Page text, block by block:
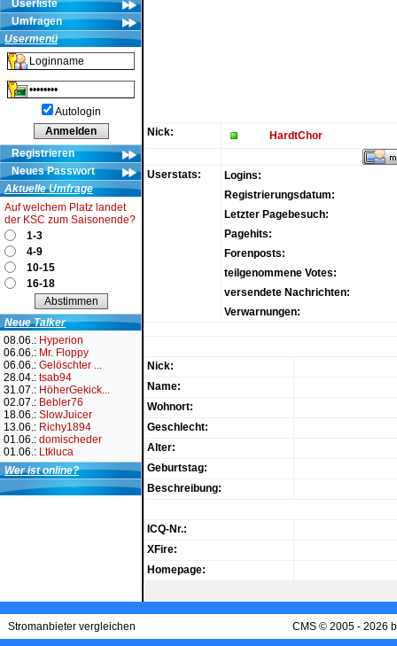
Userliste
Umfragen
Usermenü
Autologin
Registrieren
Neues Passwort
Aktuelle Umfrage
Auf welchem Platz landet
der KSC zum Saisonende?
1-3
4-9
10-15
16-18
Neue Talker
08.06.: Hyperion
06.06.: Mr. Floppy
06.06.: Gelöschter ...
28.04.: tsab94
31.07.: HöherGekick...
02.07.: Bebler76
18.06.: SlowJuicer
13.06.: Richy1894
01.06.: domischeder
01.06.: Ltkluca
Wer ist online?
Nick: HardtChor
Userstats:
Logins:
Registrierungsdatum:
Letzter Pagebesuch:
Pagehits:
Forenposts:
teilgenommene Votes:
versendete Nachrichten:
Verwarnungen:
Nick:
Name:
Wohnort:
Geschlecht:
Alter:
Geburtstag:
Beschreibung:
ICQ-Nr.:
XFire:
Homepage:
Stromanbieter vergleichen CMS © 2005 - 2026